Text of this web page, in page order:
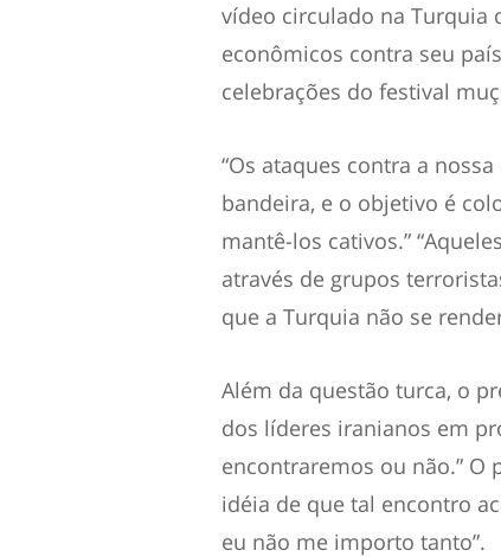
vídeo circulado na Turquia
econômicos contra seu
celebrações do festival
“Os ataques contra a
bandeira, e o objetivo é
mantê-los cativos.”
através de grupos
que a Turquia não se
Além da questão turca, o
dos líderes iranianos em
encontraremos ou não.” O
idéia de que tal encontro
eu não me importo tanto”.